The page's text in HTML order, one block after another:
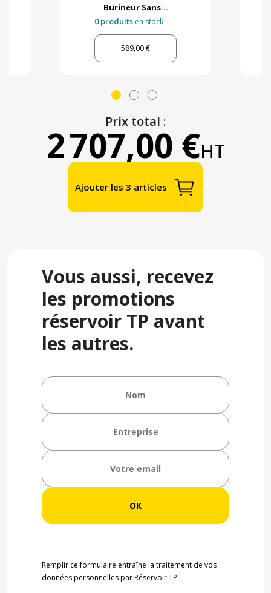
Burineur Sans...
0 produits en stock
589,00 €
Prix total :
2 707,00 €HT
Ajouter les 3 articles
Vous aussi, recevez
les promotions
réservoir TP avant
les autres.
Remplir ce formulaire entraîne la traitement de vos
données personnelles par Réservoir TP